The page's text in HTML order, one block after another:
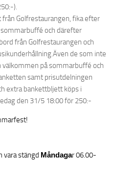
).
Golfrestaurangen, fika efter
och därefter
från Golfrestaurangen och
de som inte
välkommen på sommarbuffé och
samt prisutdelningen
extra bankettbljett köps i
den 31/5 18:00 för 250:-
vara stängd Måndagar 06.00-